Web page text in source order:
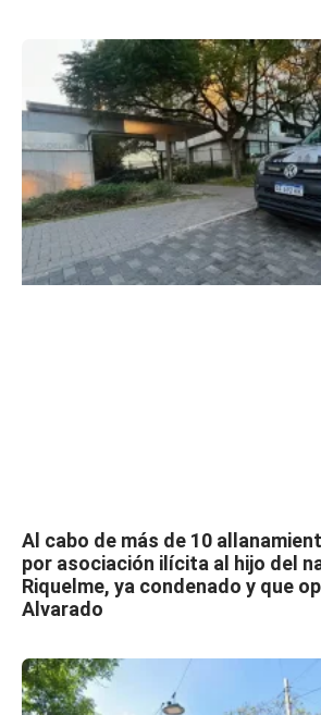
Al cabo de más de 10
por asociación ilícita al hijo del
Riquelme, ya condenado y que
Alvarado